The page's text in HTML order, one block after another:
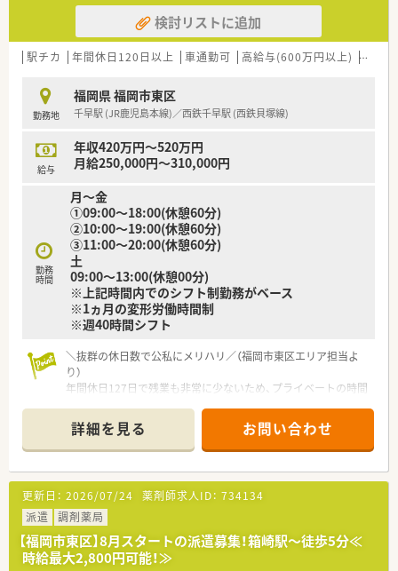
＜働きやすい職場環境＞
■社員の定着率が非常に高く、特に福岡では評判のよい会社で
す。
の多さが社員の定着と働きやすさに繋がっています。
■産育休の実績、復帰率も高く、女性でも管理薬剤師やマネージ
ャーで活躍されている方もいらっしゃいます。
に対する希望を人事に反映させております。
■認定薬剤師の取得に関してはeラーニングを活用。会社から1
万円の補助がございます。
■自己目標シートを導入。半期ごとに面談を通して摺り合わせ
を実施。
目標に向けて努力した人を評価する仕組みを作っていらっし
ゃいます。
■キャリアアップに意欲的な方は若い方でも管理薬剤師、マネー
ジャー等への登用を積極的に行っています。
す。
検討リストに追加
駅チカ 年間休日120日以上 車通勤可 高給与(600万円以上) 教育
勤務地
福岡県 福岡市東区
千早駅 (JR鹿児島本線)／西鉄千早駅 (西鉄貝塚線)
給与
年収420万円～520万円
月給250,000円～310,000円
勤務
時間
月～金
①09:00～18:00(休憩60分)
②10:00～19:00(休憩60分)
③11:00～20:00(休憩60分)
土
09:00～13:00(休憩00分)
※上記時間内でのシフト制勤務がベース
※1ヵ月の変形労働時間制
※週40時間シフト
＼抜群の休日数で公私にメリハリ／（福岡市東区エリア担当よ
り）
年間休日127日で残業も非常に少ないため、プライベートの時間
ています。
【店舗情報と応需状況について】
■千早駅から徒歩6分の好立地にあり、同エリアの中で最も新し
く非常に綺麗な医療ビル内の店舗です。
■応需科目は半分以上が耳鼻咽喉科となっており、専門性の高い
知識を日々の業務で深く学ぶことができます。
■処方箋枚数は1日平均180枚ほどで、近隣の複数クリニックか
ら様々な処方箋を受け付けています。
詳細を見る お問い合わせ
更新日： 2026/07/24 薬剤師求人ID： 734134
派遣
調剤薬局
【福岡市東区】8月スタートの派遣募集！箱崎駅～徒歩5分≪
時給最大2,800円可能！≫